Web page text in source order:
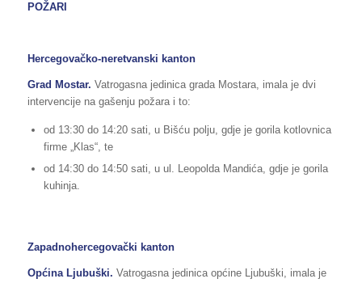
POŽARI
Hercegovačko-neretvanski kanton
Grad Mostar. Vatrogasna jedinica grada Mostara, imala je dvi
intervencije na gašenju požara i to:
od 13:30 do 14:20 sati, u Bišću polju, gdje je gorila kotlovnica
firme „Klas“, te
od 14:30 do 14:50 sati, u ul. Leopolda Mandića, gdje je gorila
kuhinja.
Zapadnohercegovački kanton
Općina Ljubuški. Vatrogasna jedinica općine Ljubuški, imala je